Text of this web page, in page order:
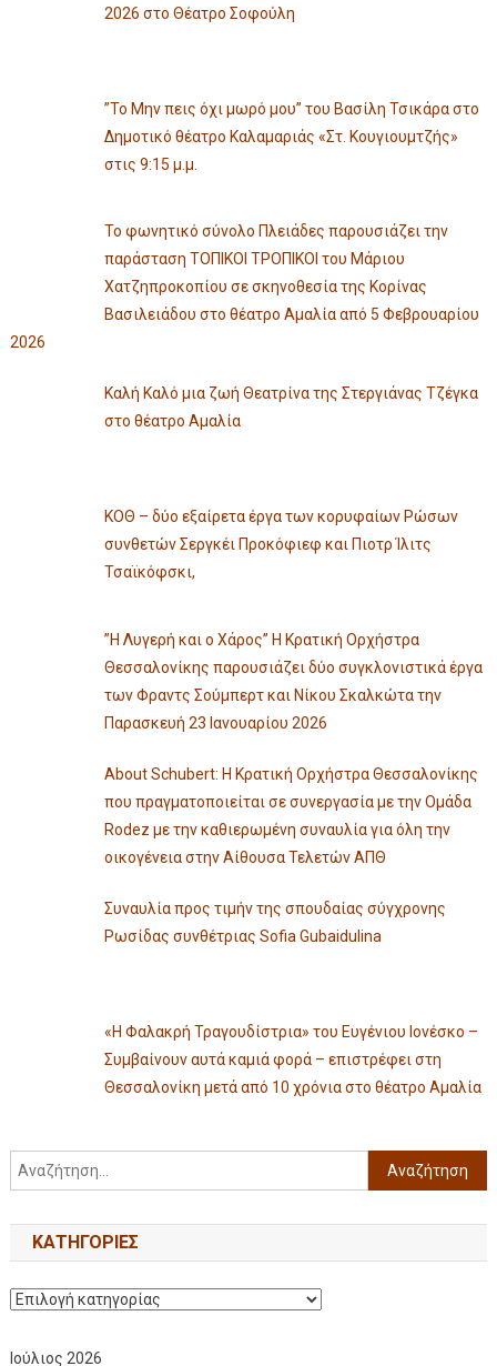
2026 στο Θέατρο Σοφούλη
”Το Μην πεις όχι μωρό μου” του Βασίλη Τσικάρα στο
Δημοτικό θέατρο Καλαμαριάς «Στ. Κουγιουμτζής»
στις 9:15 μ.μ.
Το φωνητικό σύνολο Πλειάδες παρουσιάζει την
παράσταση ΤΟΠΙΚΟΙ ΤΡΟΠΙΚΟΙ του Μάριου
Χατζηπροκοπίου σε σκηνοθεσία της Κορίνας
Βασιλειάδου στο θέατρο Αμαλία από 5 Φεβρουαρίου
2026
Καλή Καλό μια ζωή Θεατρίνα της Στεργιάνας Τζέγκα
στο θέατρο Αμαλία
ΚΟΘ – δύο εξαίρετα έργα των κορυφαίων Ρώσων
συνθετών Σεργκέι Προκόφιεφ και Πιοτρ Ίλιτς
Τσαϊκόφσκι,
”Η Λυγερή και ο Χάρος” Η Κρατική Ορχήστρα
Θεσσαλονίκης παρουσιάζει δύο συγκλονιστικά έργα
των Φραντς Σούμπερτ και Νίκου Σκαλκώτα την
Παρασκευή 23 Ιανουαρίου 2026
About Schubert: Η Κρατική Ορχήστρα Θεσσαλονίκης
που πραγματοποιείται σε συνεργασία με την Ομάδα
Rodez με την καθιερωμένη συναυλία για όλη την
οικογένεια στην Αίθουσα Τελετών ΑΠΘ
Συναυλία προς τιμήν της σπουδαίας σύγχρονης
Ρωσίδας συνθέτριας Sofia Gubaidulina
«Η Φαλακρή Τραγουδίστρια» του Ευγένιου Ιονέσκο –
Συμβαίνουν αυτά καμιά φορά – επιστρέφει στη
Θεσσαλονίκη μετά από 10 χρόνια στο θέατρο Αμαλία
KΑΤΗΓΟΡΊΕΣ
Ιούλιος 2026